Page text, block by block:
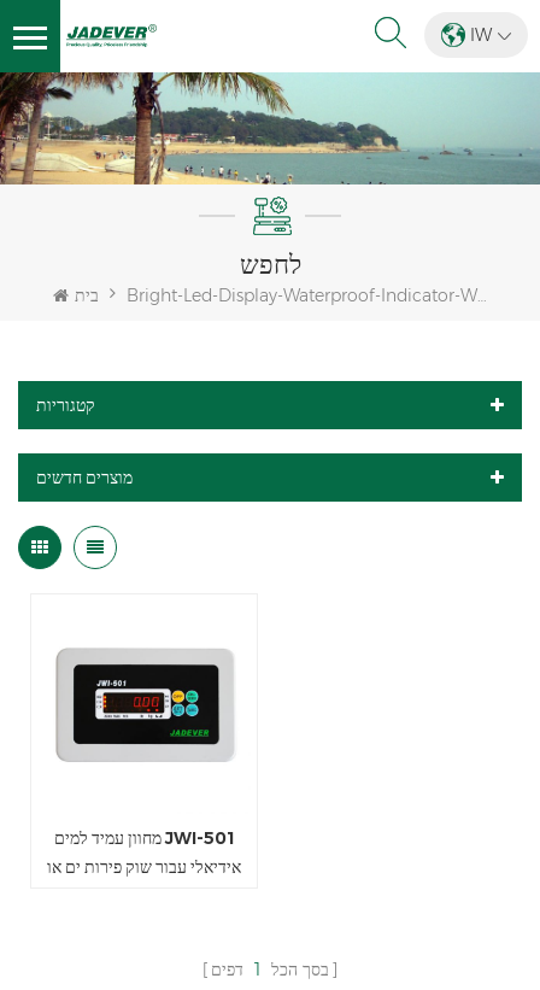
IW
לחפש
בית Bright-Led-Display-Waterproof-Indicator-With-Red-Backlight
קטגוריות
מוצרים חדשים
מחוון עמיד למים JWI-501
אידיאלי עבור שוק פירות ים או
בסך הכל 1 דפים